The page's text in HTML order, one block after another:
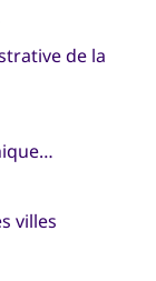
de la
villes